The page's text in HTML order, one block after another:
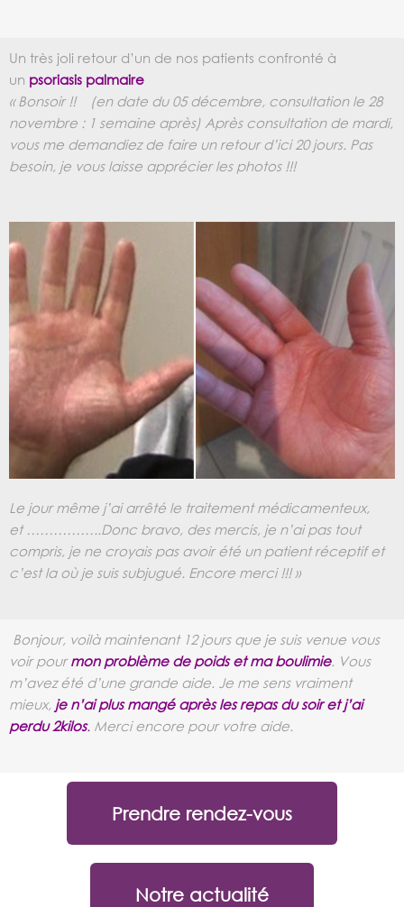
Un très joli retour d’un de nos patients confronté à
un psoriasis palmaire
« Bonsoir !! (en date du 05 décembre, consultation le 28
novembre : 1 semaine après) Après consultation de mardi,
vous me demandiez de faire un retour d’ici 20 jours. Pas
besoin, je vous laisse apprécier les photos !!!
Le jour même j’ai arrêté le traitement médicamenteux,
et ……………..Donc bravo, des mercis, je n’ai pas tout
compris, je ne croyais pas avoir été un patient réceptif et
c’est la où je suis subjugué. Encore merci !!! »
Bonjour, voilà maintenant 12 jours que je suis venue vous
voir pourmon problème de poids et ma boulimie. Vous
m’avez été d’une grande aide. Je me sens vraiment
mieux, je n’ai plus mangé après les repas du soir et j’ai
perdu 2kilos. Merci encore pour votre aide.
Prendre rendez-vous
Notre actualité